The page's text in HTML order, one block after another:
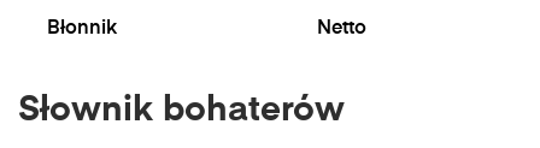
Błonnik Netto
Słownik bohaterów